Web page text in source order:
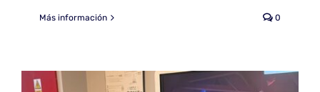
Más información 0